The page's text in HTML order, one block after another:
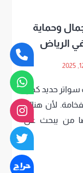
وحماية
الرياض
سواتر حديد كحل
لأن هناك
من يبحث عن